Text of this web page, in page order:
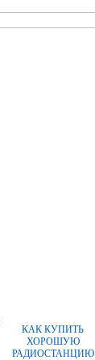
КАК КУПИТЬ
ХОРОШУЮ
РАДИОСТАНЦИЮ